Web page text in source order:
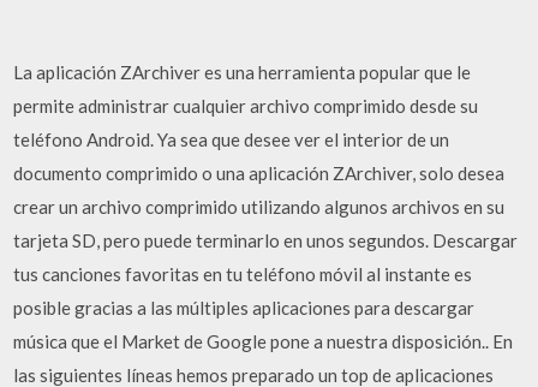
La aplicación ZArchiver es una herramienta popular que le
permite administrar cualquier archivo comprimido desde su
teléfono Android. Ya sea que desee ver el interior de un
documento comprimido o una aplicación ZArchiver, solo desea
crear un archivo comprimido utilizando algunos archivos en su
tarjeta SD, pero puede terminarlo en unos segundos. Descargar
tus canciones favoritas en tu teléfono móvil al instante es
posible gracias a las múltiples aplicaciones para descargar
música que el Market de Google pone a nuestra disposición.. En
las siguientes líneas hemos preparado un top de aplicaciones